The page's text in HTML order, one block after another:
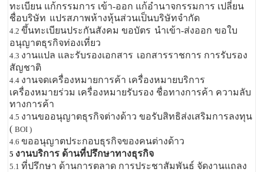
ทะเบียน แก้กรรมการ เข้า-ออก แก้อำนาจกรรมการ เปลี่ยน
ชื่อบริษัท แปรสภาพห้างหุ้นส่วนเป็นบริษัทจำกัด
4.2ขึ้นทะเบียนประกันสังคม ขอบัตร นำเข้า-ส่งออก ขอใบ
อนุญาตธุรกิจท่องเที่ยว
4.3 งานแปล และรับรองเอกสาร เอกสารราชการ การรับรอง
สัญชาติ
4.4 งานจดเครื่องหมายการค้า เครื่องหมายบริการ
เครื่องหมายร่วม เครื่องหมายรับรอง ชื่อทางการค้า ความลับ
ทางการค้า
4.5 งานขออนุญาตธุรกิจต่างด้าว ขอรับสิทธิส่งเสริมการลงทุน
(BOI )
4.6ขออนุญาตประกอบธุรกิจของคนต่างด้าว
5 งานบริการ ด้านที่ปรึกษาทางธุรกิจ
5.1ที่ปรึกษา ด้านการตลาด การประชาสัมพันธ์ จัดงานแถลง